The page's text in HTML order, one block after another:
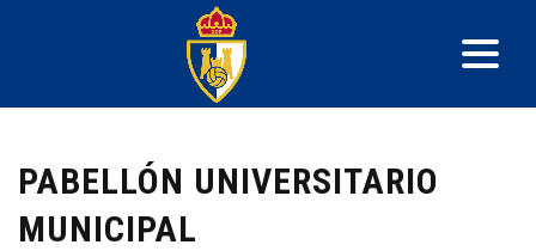
PABELLÓN UNIVERSITARIO
MUNICIPAL